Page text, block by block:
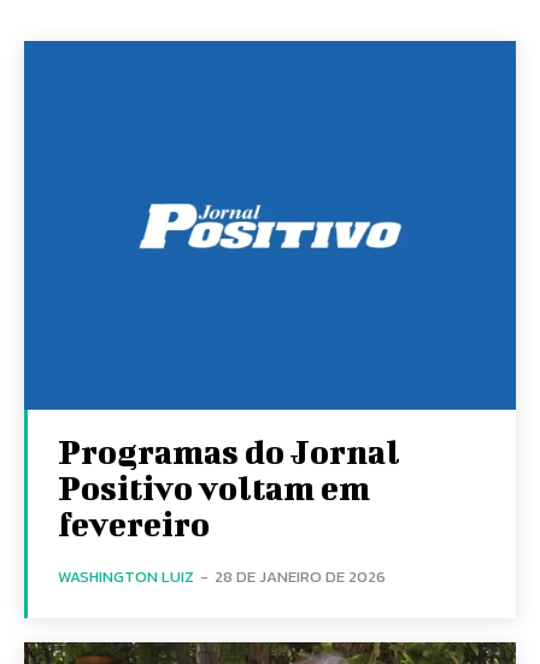
Programas do Jornal
Positivo voltam em
fevereiro
WASHINGTON LUIZ - 28 DE JANEIRO DE 2026